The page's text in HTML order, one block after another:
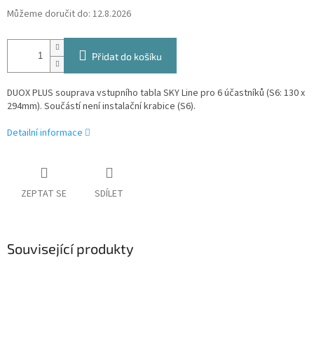
Můžeme doručit do: 12.8.2026
Přidat do košíku
DUOX PLUS souprava vstupního tabla SKY Line pro 6 účastníků (S6: 130 x
294mm). Součástí není instalační krabice (S6).
Detailní informace
ZEPTAT SE SDÍLET
Související produkty